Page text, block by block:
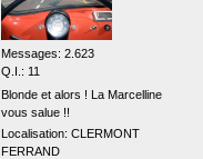
Messages: 2.623
Q.I.: 11
Blonde et alors ! La Marcelline
vous salue !!
Localisation: CLERMONT
FERRAND